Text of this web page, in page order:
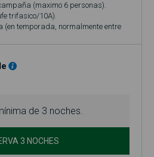
(maximo 6 personas).
trifasico/10A).
(en temporada, normalmente entre
de 3 noches.
3 NOCHES